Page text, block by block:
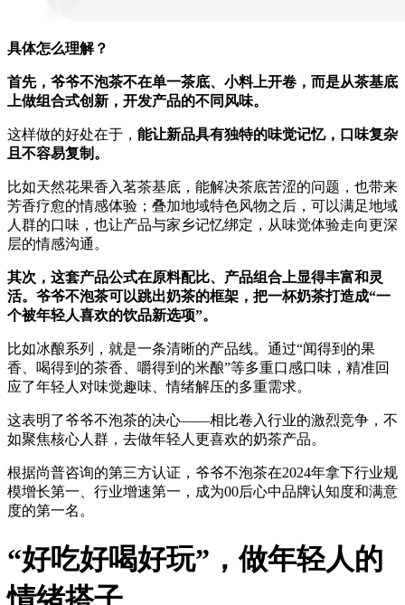
具体怎么理解？
首先，爷爷不泡茶不在单一茶底、小料上开卷，而是从茶基底
上做组合式创新，开发产品的不同风味。
这样做的好处在于， 能让新品具有独特的味觉记忆，口味复杂
且不容易复制。
比如天然花果香入茗茶基底，能解决茶底苦涩的问题，也带来
芳香疗愈的情感体验；叠加地域特色风物之后，可以满足地域
人群的口味，也让产品与家乡记忆绑定，从味觉体验走向更深
层的情感沟通。
其次，这套产品公式在原料配比、产品组合上显得丰富和灵
活。爷爷不泡茶可以跳出奶茶的框架，把一杯奶茶打造成“一
个被年轻人喜欢的饮品新选项”。
比如冰酿系列，就是一条清晰的产品线。通过“闻得到的果
香、喝得到的茶香、嚼得到的米酿”等多重口感口味，精准回
应了年轻人对味觉趣味、情绪解压的多重需求。
这表明了爷爷不泡茶的决心——相比卷入行业的激烈竞争，不
如聚焦核心人群，去做年轻人更喜欢的奶茶产品。
根据尚普咨询的第三方认证，爷爷不泡茶在2024年拿下行业规
模增长第一、行业增速第一，成为00后心中品牌认知度和满意
度的第一名。
“好吃好喝好玩”，做年轻人的